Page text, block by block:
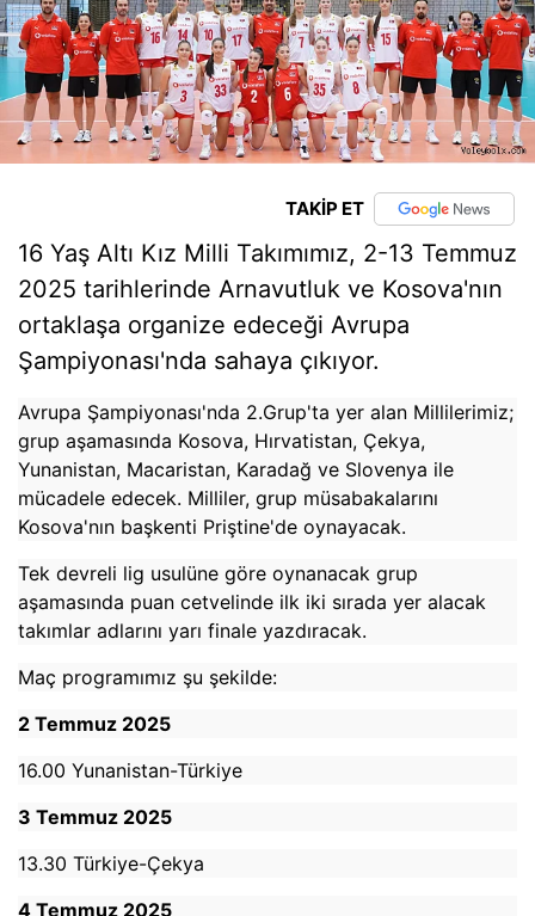
TAKİP ET
16 Yaş Altı Kız Milli Takımımız, 2-13 Temmuz
2025 tarihlerinde Arnavutluk ve Kosova'nın
ortaklaşa organize edeceği Avrupa
Şampiyonası'nda sahaya çıkıyor.
Avrupa Şampiyonası'nda 2.Grup'ta yer alan Millilerimiz;
grup aşamasında Kosova, Hırvatistan, Çekya,
Yunanistan, Macaristan, Karadağ ve Slovenya ile
mücadele edecek. Milliler, grup müsabakalarını
Kosova'nın başkenti Priştine'de oynayacak.
Tek devreli lig usulüne göre oynanacak grup
aşamasında puan cetvelinde ilk iki sırada yer alacak
takımlar adlarını yarı finale yazdıracak.
Maç programımız şu şekilde:
2 Temmuz 2025
16.00 Yunanistan-Türkiye
3 Temmuz 2025
13.30 Türkiye-Çekya
4 Temmuz 2025